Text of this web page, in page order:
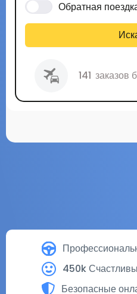
450k
Безопасные
Обратная
141 заказов